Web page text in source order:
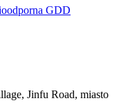
GDD
Jinfu Road, miasto